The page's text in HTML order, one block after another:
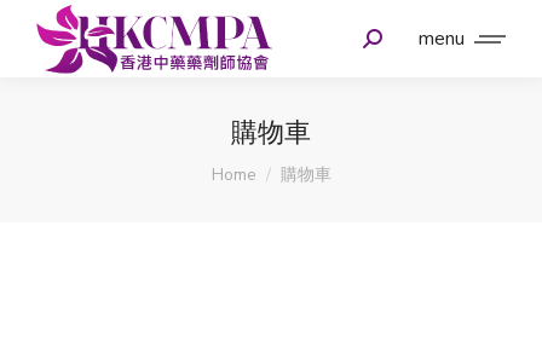
menu
購物車
You are here:
Home 購物車